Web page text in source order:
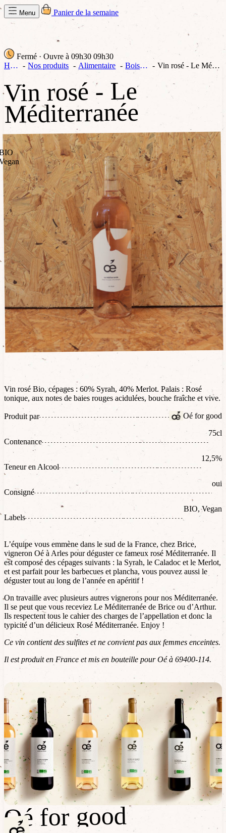
Menu Panier de la semaine
Fermé · Ouvre à 09h30 09h30
Home Nos produits Alimentaire Boissons Vin rosé - Le Méditerranée
Vin rosé - Le
Méditerranée
Vin rosé Bio, cépages : 60% Syrah, 40% Merlot. Palais : Rosé
tonique, aux notes de baies rouges acidulées, bouche fraîche et vive.
Produit par Oé for good
Contenance
75cl
Teneur en Alcool
12,5%
Consigné
oui
Labels
BIO, Vegan
L’équipe vous emmène dans le sud de la France, chez Brice,
vigneron Oé à Arles pour déguster ce fameux rosé Méditerranée. Il
est composé des cépages suivants : la Syrah, le Caladoc et le Merlot,
et est parfait pour les barbecues et plancha, vous pouvez aussi le
déguster tout au long de l’année en apéritif !
On travaille avec plusieurs autres vignerons pour nos Méditerranée.
Il se peut que vous receviez Le Méditerranée de Brice ou d’Arthur.
Ils respectent tous le cahier des charges de l’appellation et donc la
typicité d’un délicieux Rosé Méditerranée. Enjoy !
Ce vin contient des sulfites et ne convient pas aux femmes enceintes.
Il est produit en France et mis en bouteille pour Oé à 69400-114.
Oé for good
Oé for good